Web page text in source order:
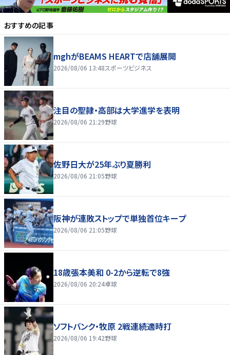
おすすめの記事
mghがBEAMS HEARTで店舗展開
2026/08/06 13:48スポーツビジネス
注目の聖隷・高部は大学進学を表明
2026/08/06 21:29野球
佐野日大が25年ぶり夏勝利
2026/08/06 21:05野球
阪神が連敗ストップで単独首位キープ
2026/08/06 21:05野球
18歳張本美和 0-2から逆転で8強
2026/08/06 20:24卓球
ソフトバンク・牧原 2戦連続適時打
2026/08/06 19:42野球